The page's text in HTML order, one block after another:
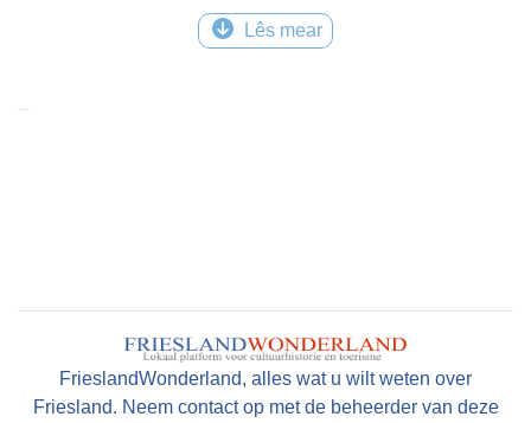
Lês mear
FrieslandWonderland, alles wat u wilt weten over
Friesland. Neem contact op met de beheerder van deze